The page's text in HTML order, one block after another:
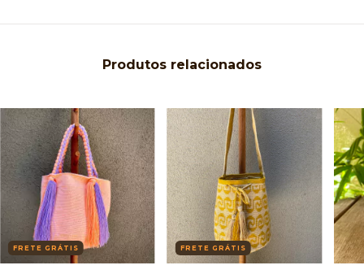
Produtos relacionados
FRETE GRÁTIS FRETE GRÁTIS